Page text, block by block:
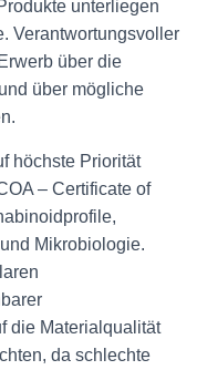
unterliegen
Verantwortungsvoller
über die
über mögliche
höchste Priorität
– Certificate of
Mikrobiologie.
die Materialqualität
da schlechte